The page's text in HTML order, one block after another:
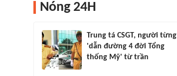
Nóng 24H
Trung tá CSGT, người từng
'dẫn đường 4 đời Tổng
thống Mỹ' từ trần